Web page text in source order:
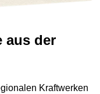
aus der
Kraftwerken